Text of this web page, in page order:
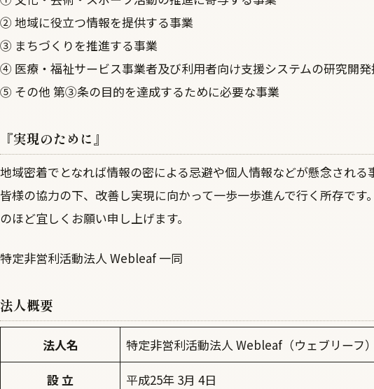
② 地域に役立つ情報を提供する事業
③ まちづくりを推進する事業
④ 医療・福祉サービス事業者及び利用者向け支援システムの研究開
⑤ その他 第③条の目的を達成するために必要な事業
『実現のために』
地域密着でとなれば情報の密による忌避や個人情報などが懸念される
皆様の協力の下、改善し実現に向かって一歩一歩進んで行く所存で
のほど宜しくお願い申し上げます。
特定非営利活動法人 Webleaf 一同
法人概要
法人名
特定非営利活動法人 Webleaf（ウェブリーフ）
設 立
平成25年 3月 4日